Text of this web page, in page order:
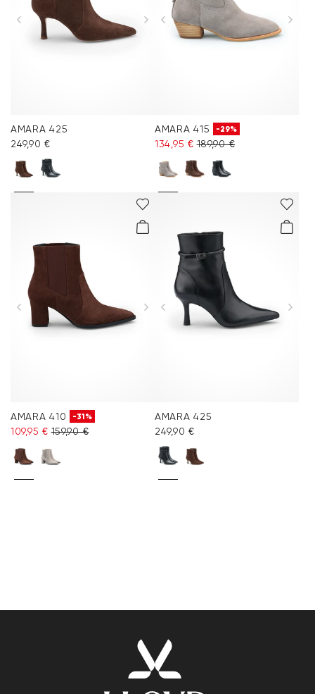
AMARA 425
249,90 €
AMARA 415 -29%
134,95 € 189,90 €
AMARA 410 -31%
109,95 € 159,90 €
AMARA 425
249,90 €